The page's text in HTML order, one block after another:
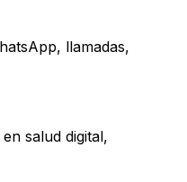
llamadas,
salud digital,